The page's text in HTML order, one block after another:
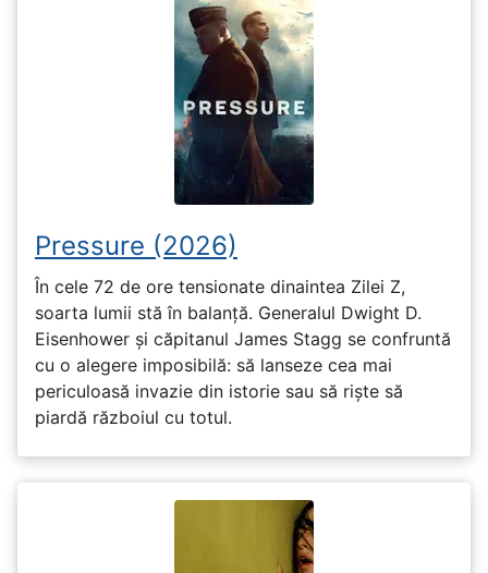
Pressure (2026)
În cele 72 de ore tensionate dinaintea Zilei Z,
soarta lumii stă în balanță. Generalul Dwight D.
Eisenhower și căpitanul James Stagg se confruntă
cu o alegere imposibilă: să lanseze cea mai
periculoasă invazie din istorie sau să riște să
piardă războiul cu totul.